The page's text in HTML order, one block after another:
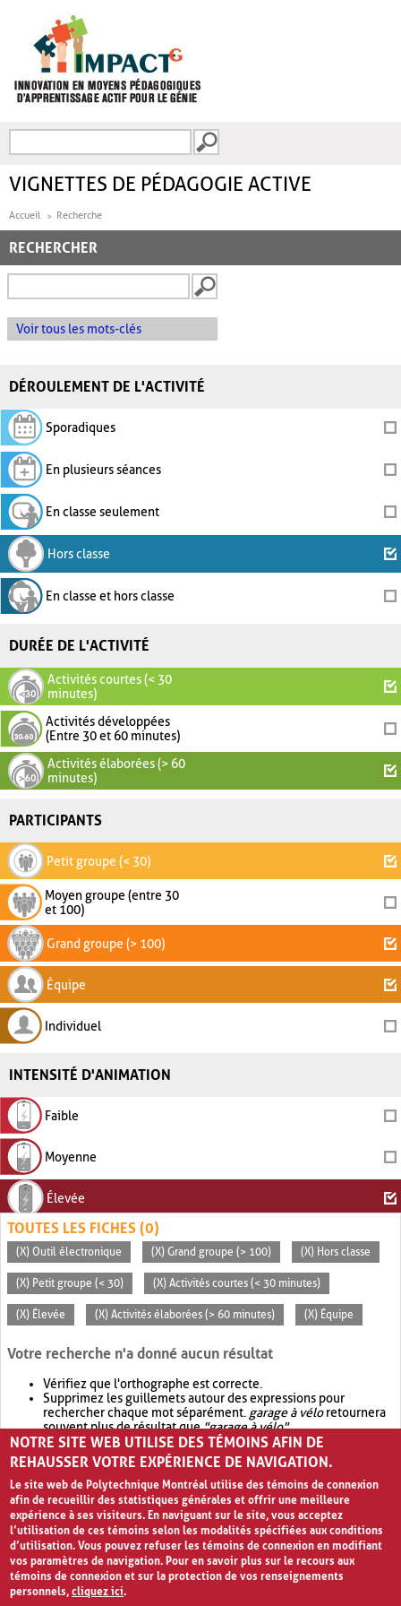
FORMULAIRE DE
VIGNETTES DE PÉDAGOGIE ACTIVE
Accueil Recherche
RECHERCHER
Voir tous les mots-clés
DÉROULEMENT DE L'ACTIVITÉ
Sporadiques
En plusieurs séances
En classe seulement
Hors classe
En classe et hors classe
DURÉE DE L'ACTIVITÉ
Activités courtes (< 30
minutes)
Activités développées
(Entre 30 et 60 minutes)
Activités élaborées (> 60
minutes)
PARTICIPANTS
Petit groupe (< 30)
Moyen groupe (entre 30
et 100)
Grand groupe (> 100)
Équipe
Individuel
INTENSITÉ D'ANIMATION
Faible
Moyenne
Élevée
TOUTES LES FICHES (0)
(X) Outil électronique (X) Grand groupe (> 100) (X) Hors classe
(X) Petit groupe (< 30) (X) Activités courtes (< 30 minutes)
(X) Élevée (X) Activités élaborées (> 60 minutes) (X) Équipe
Votre recherche n'a donné aucun résultat
Vérifiez que l'orthographe est correcte.
Supprimez les guillemets autour des expressions pour
rechercher chaque mot séparément. garage à véloretournera
souvent plus de résultat que"garage à vélo".
Envisagez d'élargir votre recherche avec OR.garage OR vélo
retournera souvent plus de résultat quegarage à vélo
NOTRE SITE WEB UTILISE DES TÉMOINS AFIN DE
REHAUSSER VOTRE EXPÉRIENCE DE NAVIGATION.
Le site web de Polytechnique Montréal utilise des témoins de connexion
afin de recueillir des statistiques générales et offrir une meilleure
expérience à ses visiteurs. En naviguant sur le site, vous acceptez
l’utilisation de ces témoins selon les modalités spécifiées aux conditions
d’utilisation. Vous pouvez refuser les témoins de connexion en modifiant
vos paramètres de navigation. Pour en savoir plus sur le recours aux
témoins de connexion et sur la protection de vos renseignements
personnels,cliquez ici.